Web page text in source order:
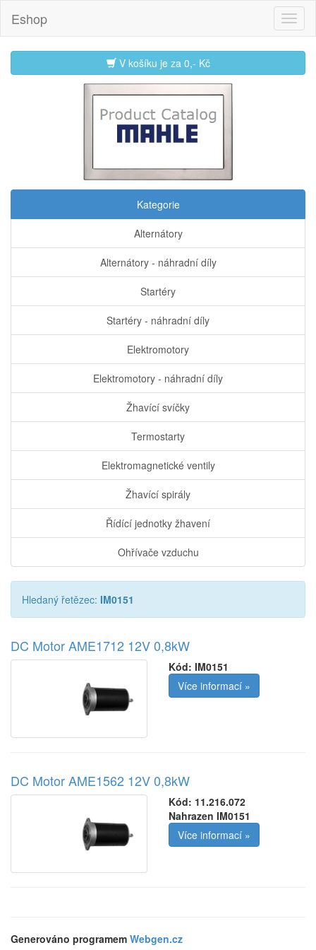
Eshop
V košíku je za 0,- Kč
Kategorie
Alternátory
Alternátory - náhradní díly
Startéry
Startéry - náhradní díly
Elektromotory
Elektromotory - náhradní díly
Žhavící svíčky
Termostarty
Elektromagnetické ventily
Žhavící spirály
Řídící jednotky žhavení
Ohřívače vzduchu
Hledaný řetězec: IM0151
DC Motor AME1712 12V 0,8kW
Kód: IM0151
Více informací »
DC Motor AME1562 12V 0,8kW
Kód: 11.216.072
Nahrazen IM0151
Více informací »
Generováno programem Webgen.cz